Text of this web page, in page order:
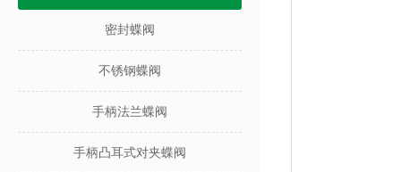
密封蝶阀
不锈钢蝶阀
手柄法兰蝶阀
手柄凸耳式对夹蝶阀